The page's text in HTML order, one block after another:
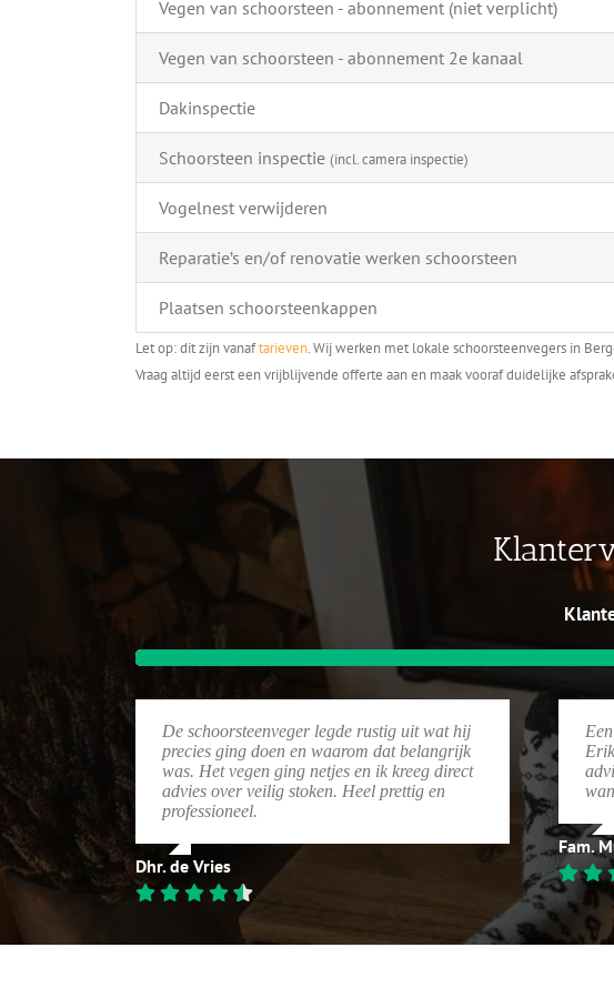
Vegen van schoorsteen - abonnement (niet verplicht)
Vegen van schoorsteen - abonnement 2e kanaal
Dakinspectie
Schoorsteen inspectie (incl. camera inspectie)
Vogelnest verwijderen
Reparatie’s en/of renovatie werken schoorsteen
Plaatsen schoorsteenkappen
Let op: dit zijn vanaftarieven. Wij werken met lokale schoorsteenvegers in
Vraag altijd eerst een vrijblijvende offerte aan en maak vooraf duidelijke
De schoorsteenveger legde rustig uit wat hij
precies ging doen en waarom dat belangrijk
was. Het vegen ging netjes en ik kreeg direct
advies over veilig stoken. Heel prettig en
professioneel.
Dhr. de Vries
Fam.